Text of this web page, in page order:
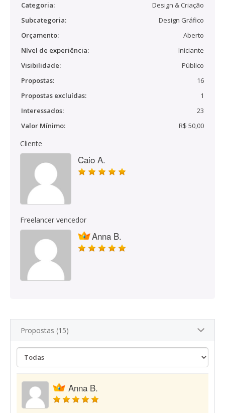
Categoria:
Design & Criação
Subcategoria:
Design Gráfico
Orçamento:
Aberto
Nível de experiência:
Iniciante
Visibilidade:
Público
Propostas:
16
Propostas excluídas:
1
Interessados:
23
Valor Mínimo:
R$ 50,00
Cliente
Caio A.
Freelancer vencedor
Anna B.
Propostas (15)
Anna B.